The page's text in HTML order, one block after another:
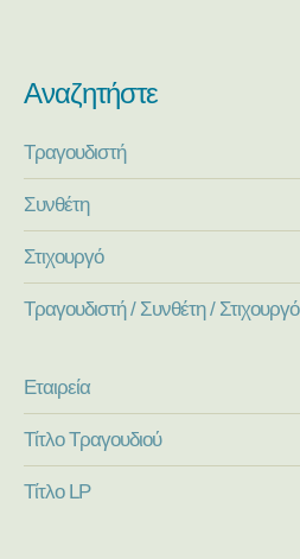
Αναζητήστε
Τραγουδιστή
Συνθέτη
Στιχουργό
Τραγουδιστή / Συνθέτη / Στιχουργό
Εταιρεία
Τίτλο Τραγουδιού
Τίτλο LP